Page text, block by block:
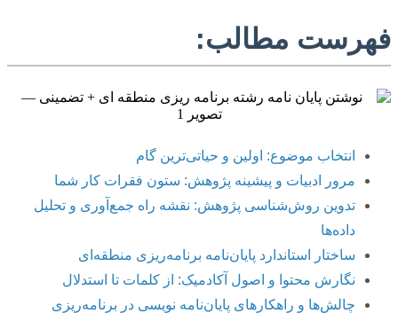
فهرست مطالب:
انتخاب موضوع: اولین و حیاتی‌ترین گام
مرور ادبیات و پیشینه پژوهش: ستون فقرات کار شما
تدوین روش‌شناسی پژوهش: نقشه راه جمع‌آوری و تحلیل
داده‌ها
ساختار استاندارد پایان‌نامه برنامه‌ریزی منطقه‌ای
نگارش محتوا و اصول آکادمیک: از کلمات تا استدلال
چالش‌ها و راهکارهای پایان‌نامه نویسی در برنامه‌ریزی